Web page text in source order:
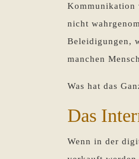
Kommunikation
nicht
Beleidigungen,
manchen
Was hat das
Das
Wenn in der